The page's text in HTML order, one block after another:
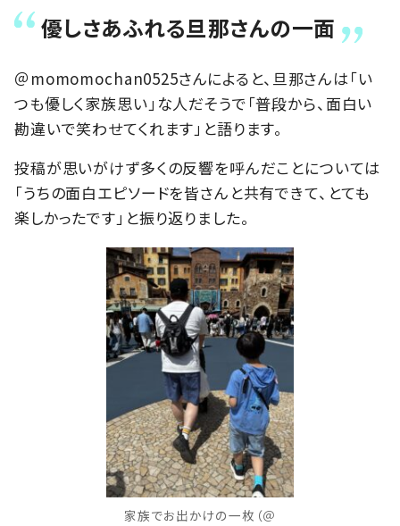
優しさあふれる旦那さんの一面
＠momomochan0525さんによると、旦那さんは「い
つも優しく家族思い」な人だそうで「普段から、面白い
勘違いで笑わせてくれます」と語ります。
投稿が思いがけず多くの反響を呼んだことについては
「うちの面白エピソードを皆さんと共有できて、とても
楽しかったです」と振り返りました。
家族でお出かけの一枚（＠